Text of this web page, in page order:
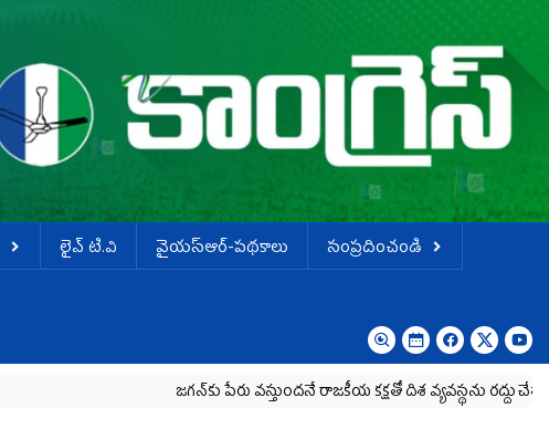
లైవ్ టి.వి వైయస్ఆర్-పథకాలు
సంప్రదించండి
జగన్‌కు పేరు వస్తుందనే రాజకీయ కక్షతో దిశ వ్య‌వ‌స్థ‌ను రద్దు చేశారు